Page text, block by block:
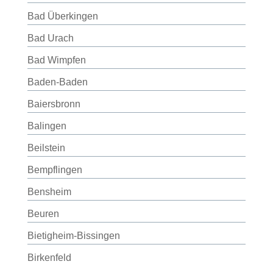
Bad Überkingen
Bad Urach
Bad Wimpfen
Baden-Baden
Baiersbronn
Balingen
Beilstein
Bempflingen
Bensheim
Beuren
Bietigheim-Bissingen
Birkenfeld